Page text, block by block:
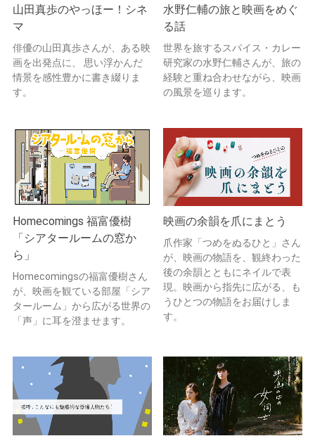
山田真歩のやっほー！シネ
マ
俳優の山田真歩さんが、ある映
画を出発点に、 思い浮かんだ
情景を感性豊かに書き綴りま
す。
水野仁輔の旅と映画をめぐ
る話
世界を旅するスパイス・カレー
研究家の水野仁輔さんが、旅の
経験と重ね合わせながら、映画
の風景を巡ります。
Homecomings 福富優樹
「シアタールームの窓か
ら」
Homecomingsの福富優樹さん
が、映画を観ている部屋「シア
タールーム」から広がる世界の
「声」に耳を澄ませます。
映画の余韻を爪にまとう
爪作家「つめをぬるひと」さん
が、映画の物語を、観終わった
後の余韻とともにネイルで表
現。映画から指先に広がる、も
うひとつの物語をお届けしま
す。